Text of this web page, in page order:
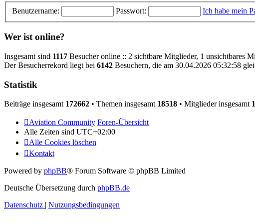
Benutzername: Passwort: Ich habe mein
Wer ist online?
Insgesamt sind 1117 Besucher online :: 2 sichtbare Mitglieder, 1 unsichtbares
Der Besucherrekord liegt bei 6142 Besuchern, die am 30.04.2026 05:32:58
Statistik
Beiträge insgesamt 172662 • Themen insgesamt 18518 • Mitglieder insgesamt
Aviation Community Foren-Übersicht
Alle Zeiten sind UTC+02:00
Alle Cookies löschen
Kontakt
Powered by phpBB® Forum Software © phpBB Limited
Deutsche Übersetzung durch phpBB.de
Datenschutz | Nutzungsbedingungen